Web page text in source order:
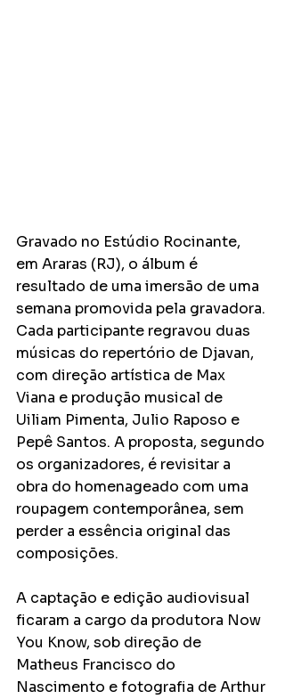
Gravado no Estúdio Rocinante,
em Araras (RJ), o álbum é
resultado de uma imersão de uma
semana promovida pela gravadora.
Cada participante regravou duas
músicas do repertório de Djavan,
com direção artística de Max
Viana e produção musical de
Uiliam Pimenta, Julio Raposo e
Pepê Santos. A proposta, segundo
os organizadores, é revisitar a
obra do homenageado com uma
roupagem contemporânea, sem
perder a essência original das
composições.
A captação e edição audiovisual
ficaram a cargo da produtora Now
You Know, sob direção de
Matheus Francisco do
Nascimento e fotografia de Arthur